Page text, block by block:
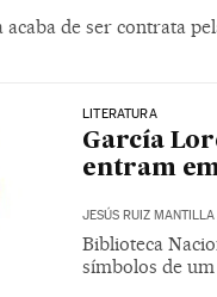
acaba de ser contrata
LITERATURA
García
entram
JESÚS RUIZ MANTILLA
Biblioteca
símbolos de